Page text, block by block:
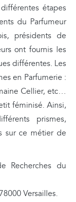
étapes
du Parfumeur
présidents de
ont fournis les
différentes. Les
en Parfumerie :
Cellier, etc…
féminisé. Ainsi,
prismes,
sur ce métier de
Recherches du
Versailles.